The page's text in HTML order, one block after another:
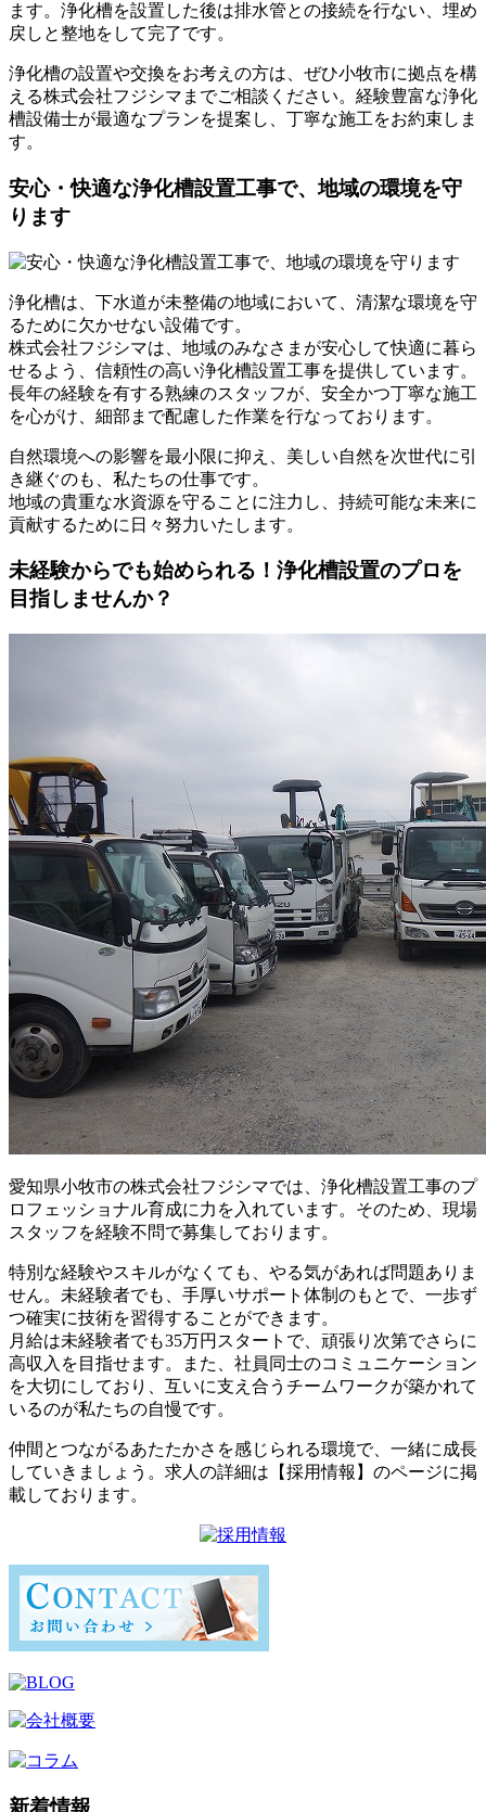
ます。浄化槽を設置した後は排水管との接続を行ない、埋め
戻しと整地をして完了です。
浄化槽の設置や交換をお考えの方は、ぜひ小牧市に拠点を構
える株式会社フジシマまでご相談ください。経験豊富な浄化
槽設備士が最適なプランを提案し、丁寧な施工をお約束しま
す。
安心・快適な浄化槽設置工事で、地域の環境を守
ります
浄化槽は、下水道が未整備の地域において、清潔な環境を守
るために欠かせない設備です。
株式会社フジシマは、地域のみなさまが安心して快適に暮ら
せるよう、信頼性の高い浄化槽設置工事を提供しています。
長年の経験を有する熟練のスタッフが、安全かつ丁寧な施工
を心がけ、細部まで配慮した作業を行なっております。
自然環境への影響を最小限に抑え、美しい自然を次世代に引
き継ぐのも、私たちの仕事です。
地域の貴重な水資源を守ることに注力し、持続可能な未来に
貢献するために日々努力いたします。
未経験からでも始められる！浄化槽設置のプロを
目指しませんか？
愛知県小牧市の株式会社フジシマでは、浄化槽設置工事のプ
ロフェッショナル育成に力を入れています。そのため、現場
スタッフを経験不問で募集しております。
特別な経験やスキルがなくても、やる気があれば問題ありま
せん。未経験者でも、手厚いサポート体制のもとで、一歩ず
つ確実に技術を習得することができます。
月給は未経験者でも35万円スタートで、頑張り次第でさらに
高収入を目指せます。また、社員同士のコミュニケーション
を大切にしており、互いに支え合うチームワークが築かれて
いるのが私たちの自慢です。
仲間とつながるあたたかさを感じられる環境で、一緒に成長
していきましょう。求人の詳細は【採用情報】のページに掲
載しております。
新着情報